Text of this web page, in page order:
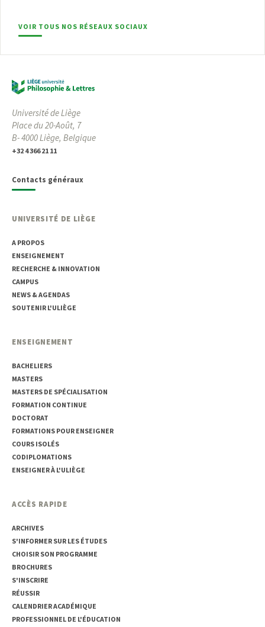
VOIR TOUS NOS RÉSEAUX SOCIAUX
Université de Liège
Place du 20-Août, 7
B- 4000 Liège, Belgique
+32 4 366 21 11
Contacts généraux
UNIVERSITÉ DE LIÈGE
A PROPOS
ENSEIGNEMENT
RECHERCHE & INNOVATION
CAMPUS
NEWS & AGENDAS
SOUTENIR L'ULIÈGE
ENSEIGNEMENT
BACHELIERS
MASTERS
MASTERS DE SPÉCIALISATION
FORMATION CONTINUE
DOCTORAT
FORMATIONS POUR ENSEIGNER
COURS ISOLÉS
CODIPLOMATIONS
ENSEIGNER À L'ULIÈGE
ACCÈS RAPIDE
ARCHIVES
S'INFORMER SUR LES ÉTUDES
CHOISIR SON PROGRAMME
BROCHURES
S'INSCRIRE
RÉUSSIR
CALENDRIER ACADÉMIQUE
PROFESSIONNEL DE L'ÉDUCATION